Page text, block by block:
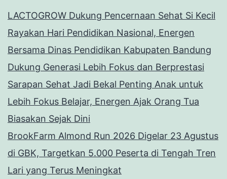
LACTOGROW Dukung Pencernaan Sehat Si Kecil
Rayakan Hari Pendidikan Nasional, Energen
Bersama Dinas Pendidikan Kabupaten Bandung
Dukung Generasi Lebih Fokus dan Berprestasi
Sarapan Sehat Jadi Bekal Penting Anak untuk
Lebih Fokus Belajar, Energen Ajak Orang Tua
Biasakan Sejak Dini
BrookFarm Almond Run 2026 Digelar 23 Agustus
di GBK, Targetkan 5.000 Peserta di Tengah Tren
Lari yang Terus Meningkat